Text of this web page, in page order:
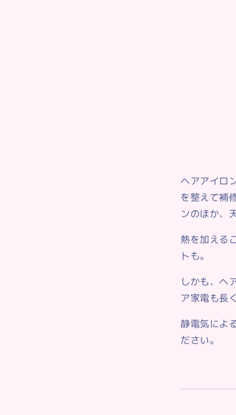
ヘアアイロ
を整えて補
ンのほか、
熱を加える
トも。
しかも、ヘ
ア家電も長
静電気によ
ださい。